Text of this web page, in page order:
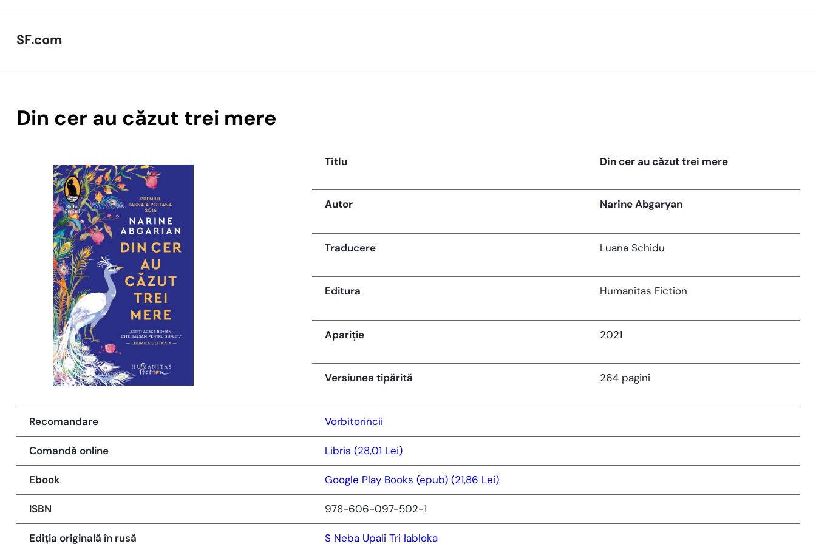
to
SF.com
Din cer au căzut trei mere
Titlu Din cer au căzut trei mere
Autor Narine Abgaryan
Traducere Luana Schidu
Editura Humanitas Fiction
Apariție 2021
Versiunea tipărită 264 pagini
Recomandare Vorbitorincii
Comandă online Libris (28,01 Lei)
Ebook Google Play Books (epub) (21,86 Lei)
ISBN 978-606-097-502-1
Ediția originală în rusă S Neba Upali Tri Iabloka